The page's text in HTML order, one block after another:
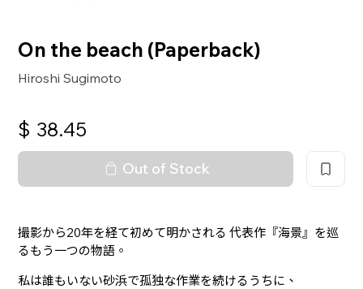
On the beach (Paperback)
Hiroshi Sugimoto
$ 38.45
Out of Stock
撮影から20年を経て初めて明かされる 代表作『海景』を巡
るもう一つの物語。
私は誰もいない砂浜で孤独な作業を続けるうちに、